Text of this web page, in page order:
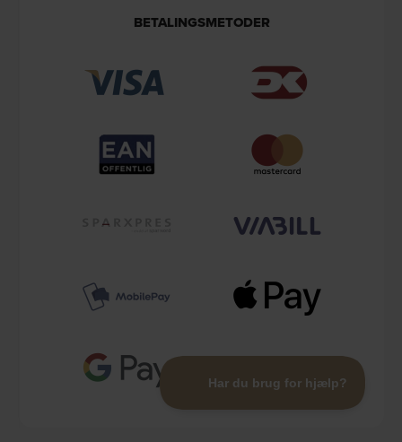
BETALINGSMETODER